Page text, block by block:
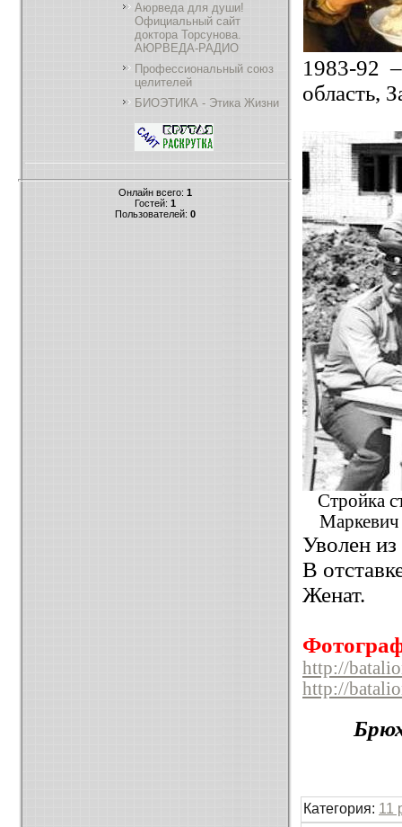
Аюрведа для души!
Официальный сайт
доктора Торсунова.
АЮРВЕДА-РАДИО
Профессиональный союз
целителей
БИОЭТИКА - Этика Жизни
Онлайн всего: 1
Гостей: 1
Пользователей: 0
1983-92
область,
Стройка
Маркевич
Уволен
В
Женат.
http://
http://
Категория: 11